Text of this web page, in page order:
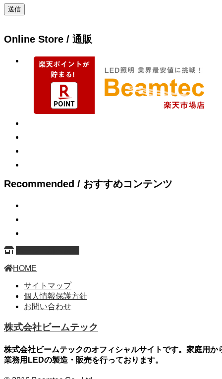
Online Store / 通販
Recommended / おすすめコンテンツ
HOME
サイトマップ
個人情報保護方針
お問い合わせ
株式会社ビームテック
株式会社ビームテックのオフィシャルサイトです。家庭用か
業務用LEDの製造・販売を行っております。